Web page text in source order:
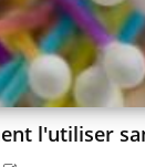
l'utiliser